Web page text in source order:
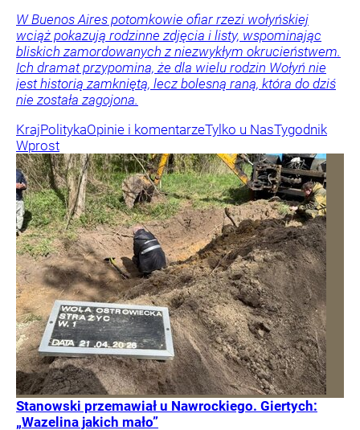
W Buenos Aires potomkowie ofiar rzezi wołyńskiej
wciąż pokazują rodzinne zdjęcia i listy, wspominając
bliskich zamordowanych z niezwykłym okrucieństwem.
Ich dramat przypomina, że dla wielu rodzin Wołyń nie
jest historią zamkniętą, lecz bolesną raną, która do dziś
nie została zagojona.
KrajPolitykaOpinie i komentarzeTylko u NasTygodnik
Wprost
Stanowski przemawiał u Nawrockiego. Giertych:
„Wazelina jakich mało”